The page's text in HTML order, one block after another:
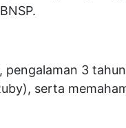
3
serta